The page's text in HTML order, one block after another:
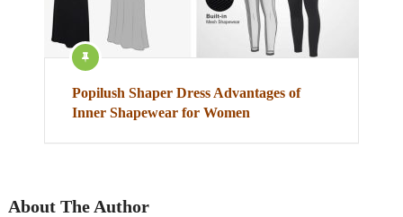
Popilush Shaper Dress Advantages of
Inner Shapewear for Women
About The Author